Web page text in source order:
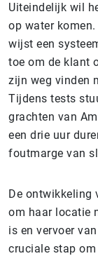
Uiteindelijk wil
op water
wijst een
toe om de klant
zijn weg vinden
Tijdens tests
grachten van
een ​​drie uur
foutmarge van
De ontwikkeling
om haar locatie
is en vervoer
cruciale stap